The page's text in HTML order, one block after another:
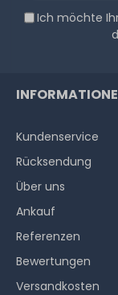
Ich möchte
Kundenservice
Rücksendung
Über uns
Ankauf
Referenzen
Bewertungen
Versandkosten